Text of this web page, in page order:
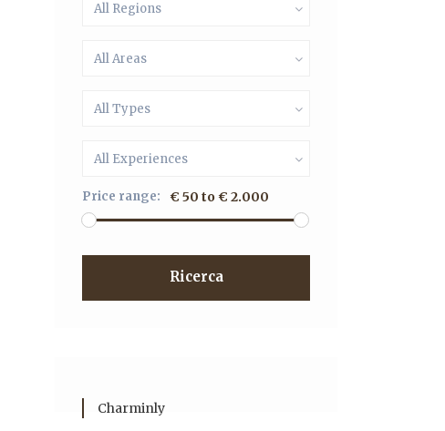
All Regions
All Areas
All Types
All Experiences
Price range: € 50 to € 2.000
Ricerca
Charminly